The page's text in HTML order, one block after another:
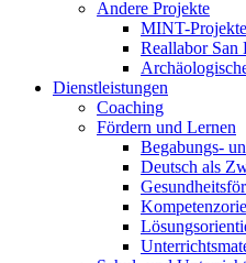
Andere Projekte
MINT-Projekte
Reallabor San
Dienstleistungen
Coaching
Fördern und Lernen
Begabungs-
Deutsch als